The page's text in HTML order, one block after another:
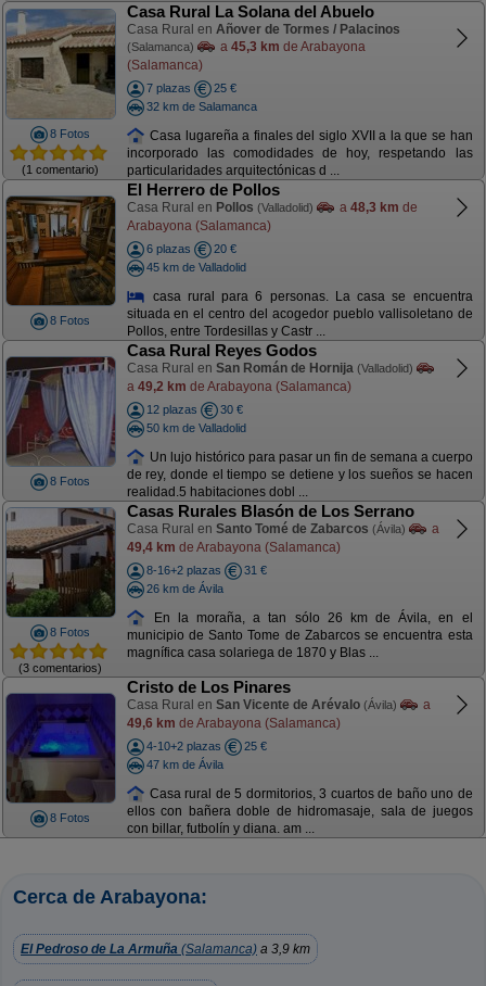
8 Fotos
(1 comentario)
Casa Rural La Solana del Abuelo
Casa Rural en Añover de Tormes / Palacinos
(Salamanca) a 45,3 km de Arabayona
(Salamanca)
7 plazas
25 €
32 km de Salamanca
Casa lugareña a finales del siglo XVII a la que se han
incorporado las comodidades de hoy, respetando las
particularidades arquitectónicas d ...
8 Fotos
El Herrero de Pollos
Casa Rural en Pollos (Valladolid) a 48,3 km de
Arabayona (Salamanca)
6 plazas
20 €
45 km de Valladolid
casa rural para 6 personas. La casa se encuentra
situada en el centro del acogedor pueblo vallisoletano de
Pollos, entre Tordesillas y Castr ...
8 Fotos
Casa Rural Reyes Godos
Casa Rural en San Román de Hornija (Valladolid)
a 49,2 km de Arabayona (Salamanca)
12 plazas
30 €
50 km de Valladolid
Un lujo histórico para pasar un fin de semana a cuerpo
de rey, donde el tiempo se detiene y los sueños se hacen
realidad.5 habitaciones dobl ...
8 Fotos
(3 comentarios)
Casas Rurales Blasón de Los Serrano
Casa Rural en Santo Tomé de Zabarcos (Ávila)
a
49,4 km de Arabayona (Salamanca)
8-16+2 plazas
31 €
26 km de Ávila
En la moraña, a tan sólo 26 km de Ávila, en el
municipio de Santo Tome de Zabarcos se encuentra esta
magnífica casa solariega de 1870 y Blas ...
8 Fotos
Cristo de Los Pinares
Casa Rural en San Vicente de Arévalo (Ávila)
a
49,6 km de Arabayona (Salamanca)
4-10+2 plazas
25 €
47 km de Ávila
Casa rural de 5 dormitorios, 3 cuartos de baño uno de
ellos con bañera doble de hidromasaje, sala de juegos
con billar, futbolín y diana. am ...
Cerca de Arabayona:
El Pedroso de La Armuña (Salamanca) a 3,9 km